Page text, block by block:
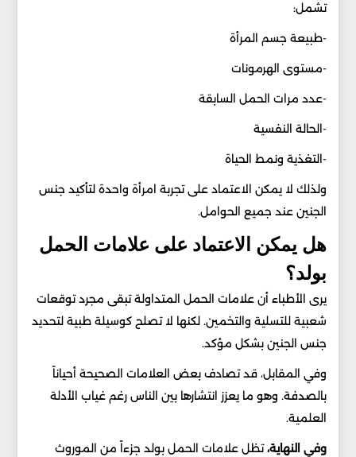
تشمل:
-طبيعة جسم المرأة
-مستوى الهرمونات
-عدد مرات الحمل السابقة
-الحالة النفسية
-التغذية ونمط الحياة
ولذلك لا يمكن الاعتماد على تجربة امرأة واحدة لتأكيد جنس
الجنين عند جميع الحوامل.
هل يمكن الاعتماد على علامات الحمل
بولد؟
يرى الأطباء أن علامات الحمل المتداولة تبقى مجرد توقعات
شعبية للتسلية والتخمين. لكنها لا تصلح كوسيلة طبية لتحديد
جنس الجنين بشكل مؤكد.
وفي المقابل، قد تصادف بعض العلامات الصحيحة أحياناً
بالصدفة. وهو ما يعزز انتشارها بين الناس رغم غياب الأدلة
العلمية.
وفي النهاية،تظل علامات الحمل بولد جزءاً من الموروث